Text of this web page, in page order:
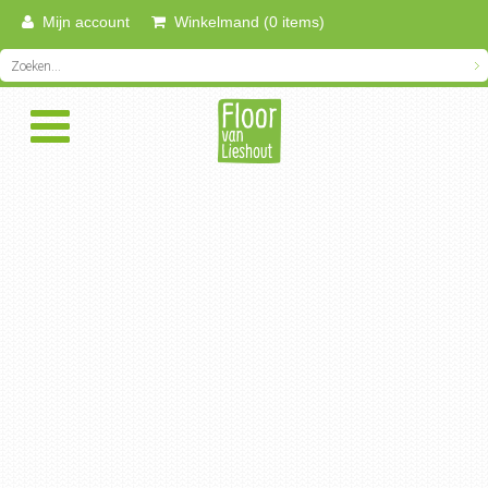
Mijn account Winkelmand (0 items)